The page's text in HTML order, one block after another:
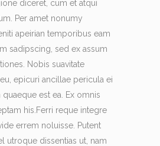
diceret, cum et atqui
Per amet nonumy
apeirian temporibus eam
sadipscing, sed ex assum
Nobis suavitate
epicuri ancillae pericula ei
est ea. Ex omnis
his.Ferri reque integre
errem noluisse. Putent
utroque dissentias ut, nam